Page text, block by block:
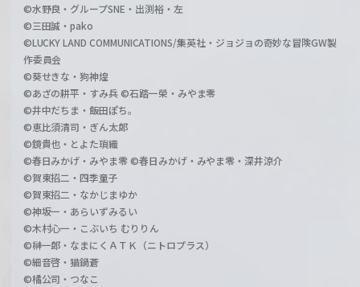
©水野良・グループSNE・出渕裕・左
©三田誠・pako
©LUCKY LAND COMMUNICATIONS/集英社・ジョジョの奇妙な冒険GW製
作委員会
©葵せきな・狗神煌
©あざの耕平・すみ兵 ©石踏一榮・みやま零
©井中だちま・飯田ぽち。
©恵比須清司・ぎん太郎
©鏡貴也・とよた瑣織
©春日みかげ・みやま零 ©春日みかげ・みやま零・深井涼介
©賀東招二・四季童子
©賀東招二・なかじまゆか
©神坂一・あらいずみるい
©木村心一・こぶいち むりりん
©榊一郎・なまにくＡＴＫ（ニトロプラス）
©細音啓・猫鍋蒼
©橘公司・つなこ